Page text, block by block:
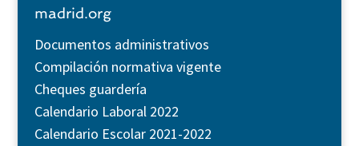
madrid.org
Documentos administrativos
Compilación normativa vigente
Cheques guardería
Calendario Laboral 2022
Calendario Escolar 2021-2022